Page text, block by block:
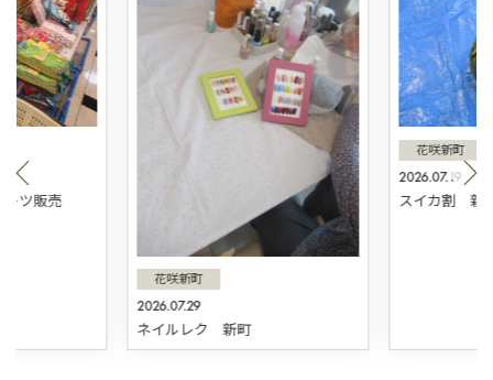
ーツ販売
2026.07.29
花咲新町
ネイルレク 新町
2026.07.19
花咲新町
スイカ割 新